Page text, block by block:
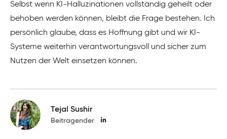
Selbst wenn KI-Halluzinationen vollständig geheilt oder
behoben werden können, bleibt die Frage bestehen. Ich
persönlich glaube, dass es Hoffnung gibt und wir KI-
Systeme weiterhin verantwortungsvoll und sicher zum
Nutzen der Welt einsetzen können.
Tejal Sushir
Beitragender